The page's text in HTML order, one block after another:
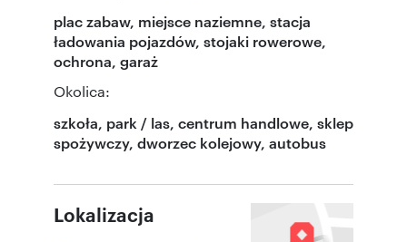
plac zabaw, miejsce naziemne, stacja
ładowania pojazdów, stojaki rowerowe,
ochrona, garaż
Okolica:
szkoła, park / las, centrum handlowe, sklep
spożywczy, dworzec kolejowy, autobus
Lokalizacja